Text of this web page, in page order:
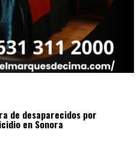
de desaparecidos por
en Sonora